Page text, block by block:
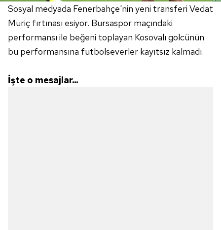
Sosyal medyada Fenerbahçe'nin yeni transferi Vedat
Muriç fırtınası esiyor. Bursaspor maçındaki
performansı ile beğeni toplayan Kosovalı golcünün
bu performansına futbolseverler kayıtsız kalmadı.
İşte o mesajlar...